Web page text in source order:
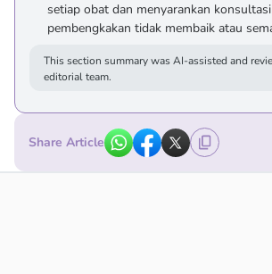
setiap obat dan menyarankan
pembengkakan tidak membaik atau
This section summary was AI-assisted and
editorial team.
Share Article